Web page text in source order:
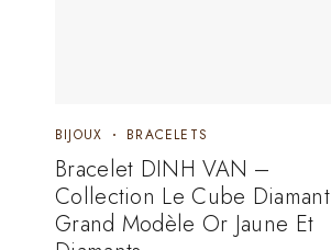
BIJOUX BRACELETS
Bracelet DINH VAN –
Collection Le Cube Diamant
Grand Modèle Or Jaune Et